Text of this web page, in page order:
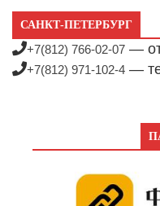
САНКТ-ПЕТЕРБУРГ
+7(812) 766-02-07 —
+7(812) 971-102-4 —